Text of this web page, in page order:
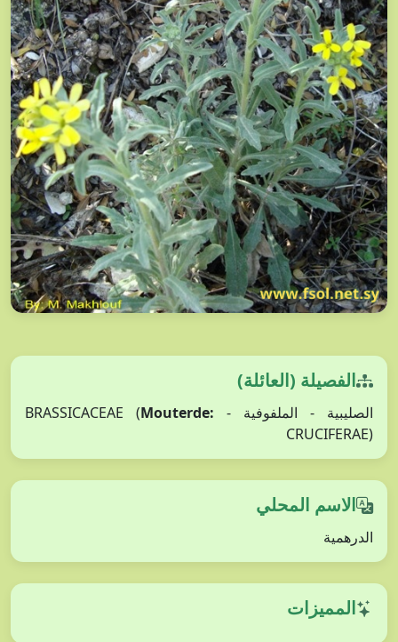
الفصيلة (العائلة)
الصليبية - الملفوفية - BRASSICACEAE ( Mouterde:
CRUCIFERAE)
الاسم المحلي
الدرهمية
المميزات